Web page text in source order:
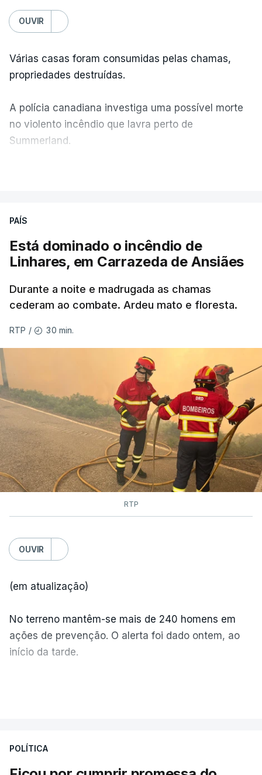
OUVIR
Várias casas foram consumidas pelas chamas,
propriedades destruídas.
A polícia canadiana investiga uma possível morte
no violento incêndio que lavra perto de
Summerland.
ERRO100
ERROR ON HTML5 MEDIA ELEMENT
ESTE CONTEÚDO ESTÁ NESTE
MOMENTO INDISPONÍVEL
As autoridades canadianas estimam que vai levar
dias ou semanas para controlar o fogo. Mais de
dois mil operacionais estão no terreno no combate
às chamas.
PAÍS
Está dominado o incêndio de
Linhares, em Carrazeda de Ansiães
Durante a noite e madrugada as chamas
cederam ao combate. Ardeu mato e floresta.
RTP / 30 min.
RTP
OUVIR
(em atualização)
No terreno mantêm-se mais de 240 homens em
ações de prevenção. O alerta foi dado ontem, ao
início da tarde.
POLÍTICA